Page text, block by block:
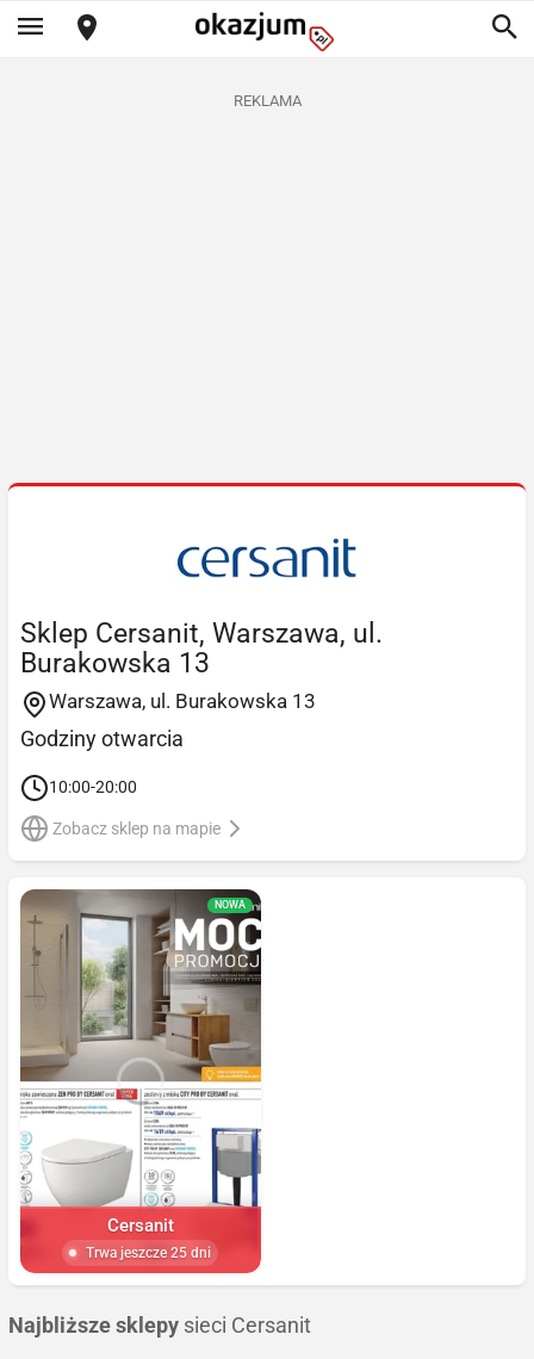
REKLAMA
Sklep Cersanit, Warszawa, ul.
Burakowska 13
Warszawa, ul. Burakowska 13
Godziny otwarcia
10:00-20:00
Zobacz sklep na mapie
NOWA
Cersanit
Trwa jeszcze 25 dni
Najbliższe sklepy sieci Cersanit